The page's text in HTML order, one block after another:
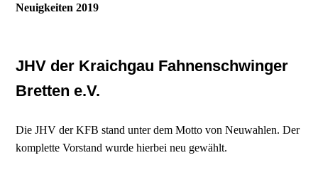
Neuigkeiten 2019
JHV der Kraichgau Fahnenschwinger
Bretten e.V.
Die JHV der KFB stand unter dem Motto von Neuwahlen. Der
komplette Vorstand wurde hierbei neu gewählt.